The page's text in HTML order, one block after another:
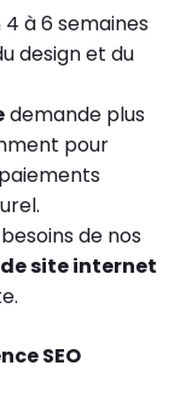
à 6 semaines
design et du
demande plus
pour
de nos
site internet
SEO